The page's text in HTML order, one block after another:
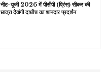
नीट-यूजी 2026 में पीसीपी (प्रिंस) सीकर की
छात्रा देवांगी दाधीच का शानदार प्रदर्शन